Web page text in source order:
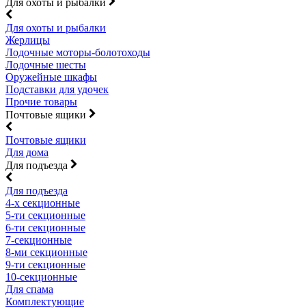
Для охоты и рыбалки
Для охоты и рыбалки
Жерлицы
Лодочные моторы-болотоходы
Лодочные шесты
Оружейные шкафы
Подставки для удочек
Прочие товары
Почтовые ящики
Почтовые ящики
Для дома
Для подъезда
Для подъезда
4-х секционные
5-ти секционные
6-ти секционные
7-секционные
8-ми секционные
9-ти секционные
10-секционные
Для спама
Комплектующие